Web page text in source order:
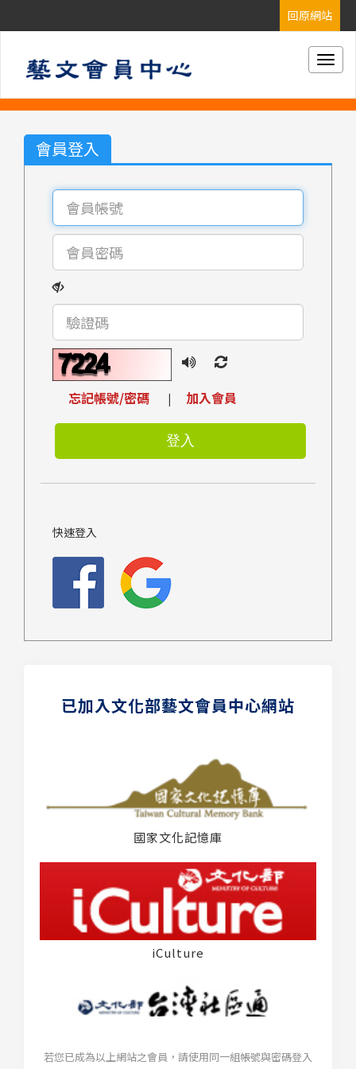
會員登入
忘記帳號/密碼 | 加入會員
快速登入
已加入文化部藝文會員中心網站
國家文化記憶庫
iCulture
若您已成為以上網站之會員，請使用同一組帳號與密碼登入